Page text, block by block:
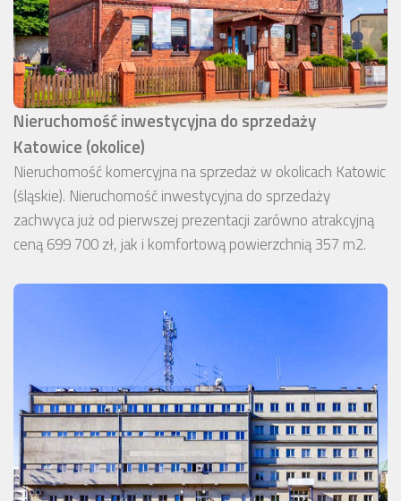
Nieruchomość inwestycyjna do sprzedaży
Katowice (okolice)
Nieruchomość komercyjna na sprzedaż w okolicach Katowic
(śląskie). Nieruchomość inwestycyjna do sprzedaży
zachwyca już od pierwszej prezentacji zarówno atrakcyjną
ceną 699 700 zł, jak i komfortową powierzchnią 357 m2.